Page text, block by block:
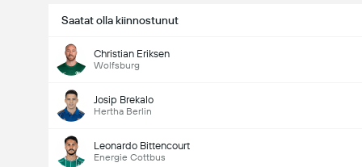
Saatat olla kiinnostunut
Christian Eriksen
Wolfsburg
Josip Brekalo
Hertha Berlin
Leonardo Bittencourt
Energie Cottbus